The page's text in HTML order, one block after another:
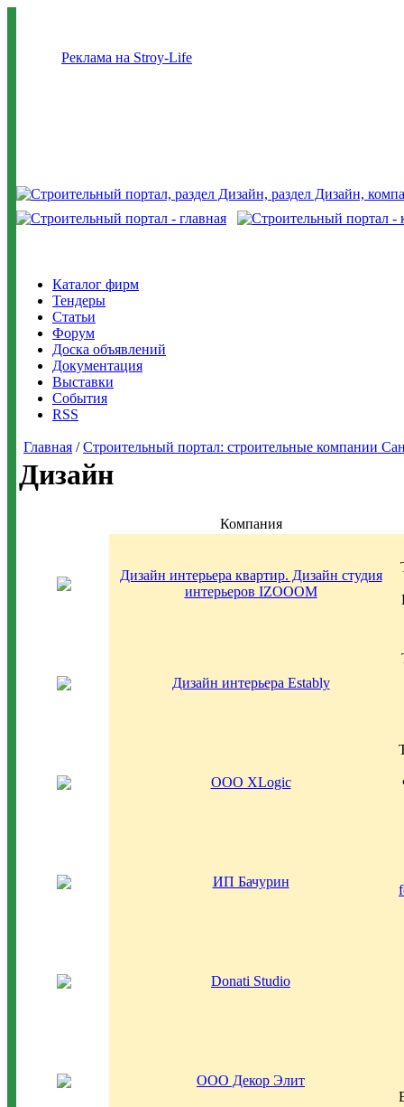
Реклама на Stroy-Life
Каталог фирм
Тендеры
Статьи
Форум
Доска объявлений
Документация
Выставки
События
RSS
Главная /Строительный портал: строительные компании
Дизайн
Компания
Дизайн интерьера квартир. Дизайн студия
интерьеров IZOOOM
Дизайн интерьера Estably
ООО XLogic
ИП Бачурин
Donati Studio
ООО Декор Элит